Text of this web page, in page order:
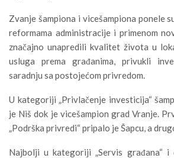
Zvanje šampiona i vicešampiona ponele
reformama administracije i primenom
značajno unapredili kvalitet života u
usluga prema građanima, privukli
saradnju sa postojećom privredom.
U kategoriji „Privlačenje investicija“
je Niš dok je vicešampion gradVranje.
„Podrška privredi“ pripalo jeŠapcu, a
Najbolji u kategoriji „Servis građana“ i